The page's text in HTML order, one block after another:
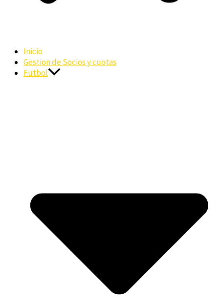
Inicio
Gestion de Socios y cuotas
Futbol